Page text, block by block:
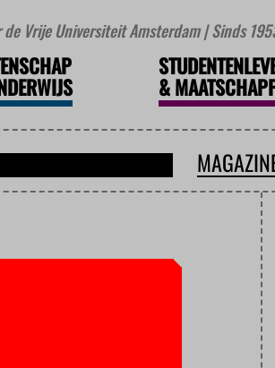
Vrije Universiteit Amsterdam | Sinds
&